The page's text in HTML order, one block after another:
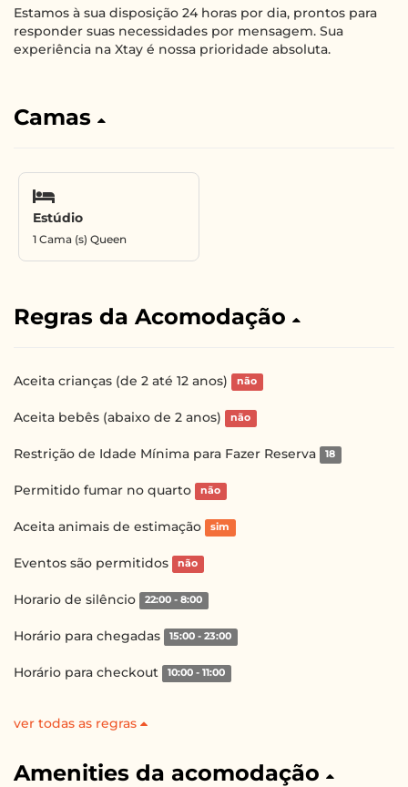
Estamos à sua disposição 24 horas por dia, prontos para
responder suas necessidades por mensagem. Sua
experiência na Xtay é nossa prioridade absoluta.
Camas
Estúdio
1 Cama (s) Queen
Regras da Acomodação
Aceita crianças (de 2 até 12 anos) não
Aceita bebês (abaixo de 2 anos) não
Restrição de Idade Mínima para Fazer Reserva 18
Permitido fumar no quarto não
Aceita animais de estimação sim
Eventos são permitidos não
Horario de silêncio 22:00 - 8:00
Horário para chegadas 15:00 - 23:00
Horário para checkout 10:00 - 11:00
ver todas as regras
Amenities da acomodação